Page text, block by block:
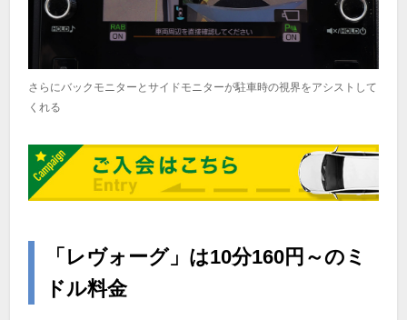
さらにバックモニターとサイドモニターが駐車時の視界をアシストして
くれる
「レヴォーグ」は10分160円～のミ
ドル料金